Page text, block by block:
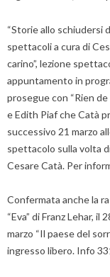
“Storie allo schiudersi
spettacoli a cura di
carino”, lezione
appuntamento in
prosegue con “Rien
e Edith Piaf che Catà
successivo 21 marzo
spettacolo sulla volta
Cesare Catà. Per
Confermata anche la
“Eva” di Franz Lehar, il
marzo “Il paese del
ingresso libero. Info